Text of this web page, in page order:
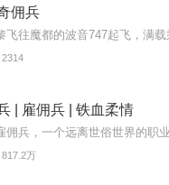
佣兵
2314
| 雇佣兵 | 铁血柔情
817.2万